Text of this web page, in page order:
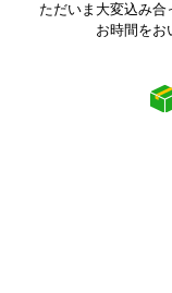
ただいま大変込み合
お時間をお